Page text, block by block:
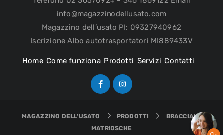
info@magazzinodellusato.com
Magazzino dell’usato PI: 09327940962
Iscrizione Albo autotrasportatori MI889433V
Home Come funziona Prodotti Servizi Contatti
MAGAZZINO DELL'USATO PRODOTTI
BRACCIALE
MATRIOSCHE